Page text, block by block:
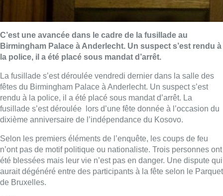
C’est une avancée dans le cadre de la fusillade au
Birmingham Palace à Anderlecht. Un suspect s’est rendu à
la police, il a été placé sous mandat d’arrêt.
La fusillade s’est déroulée vendredi dernier dans la salle des
fêtes du Birmingham Palace à Anderlecht. Un suspect s’est
rendu à la police, il a été placé sous mandat d’arrêt. La
fusillade s’est déroulée lors d’une fête donnée à l’occasion du
dixième anniversaire de l’indépendance du Kosovo.
Selon les premiers éléments de l’enquête, les coups de feu
n’ont pas de motif politique ou nationaliste. Trois personnes ont
été blessées mais leur vie n’est pas en danger. Une dispute qui
aurait dégénéré entre des participants à la fête selon le Parquet
de Bruxelles.